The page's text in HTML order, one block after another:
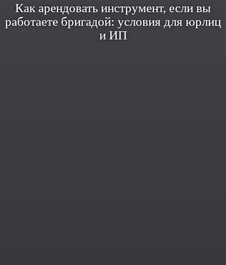
Как арендовать инструмент, если вы
работаете бригадой: условия для юрлиц
и ИП